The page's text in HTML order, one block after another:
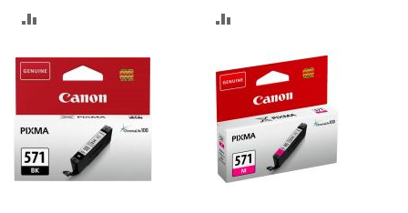
POROVNÁVANIA
POROVNÁVANIA